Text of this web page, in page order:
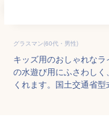
グラスマン(60代・男性)
キッズ用のおしゃれな
の水遊び用にふさわし
くれます。国土交通省型